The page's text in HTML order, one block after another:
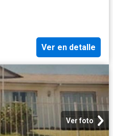
Ver en detalle
Ver foto